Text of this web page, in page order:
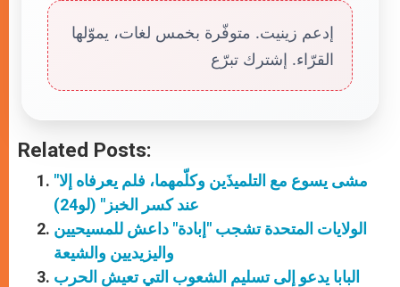
إدعم زينيت. متوفّرة بخمس لغات، يموّلها
القرّاء. إشترك تبرّع
Related Posts:
"مشى يسوع مع التلميذَين وكلّمهما، فلم يعرفاه إلا
عند كسر الخبز" (لو24)
الولايات المتحدة تشجب "إبادة" داعش للمسيحيين
واليزيديين والشيعة
البابا يدعو إلى تسليم الشعوب التي تعيش الحرب